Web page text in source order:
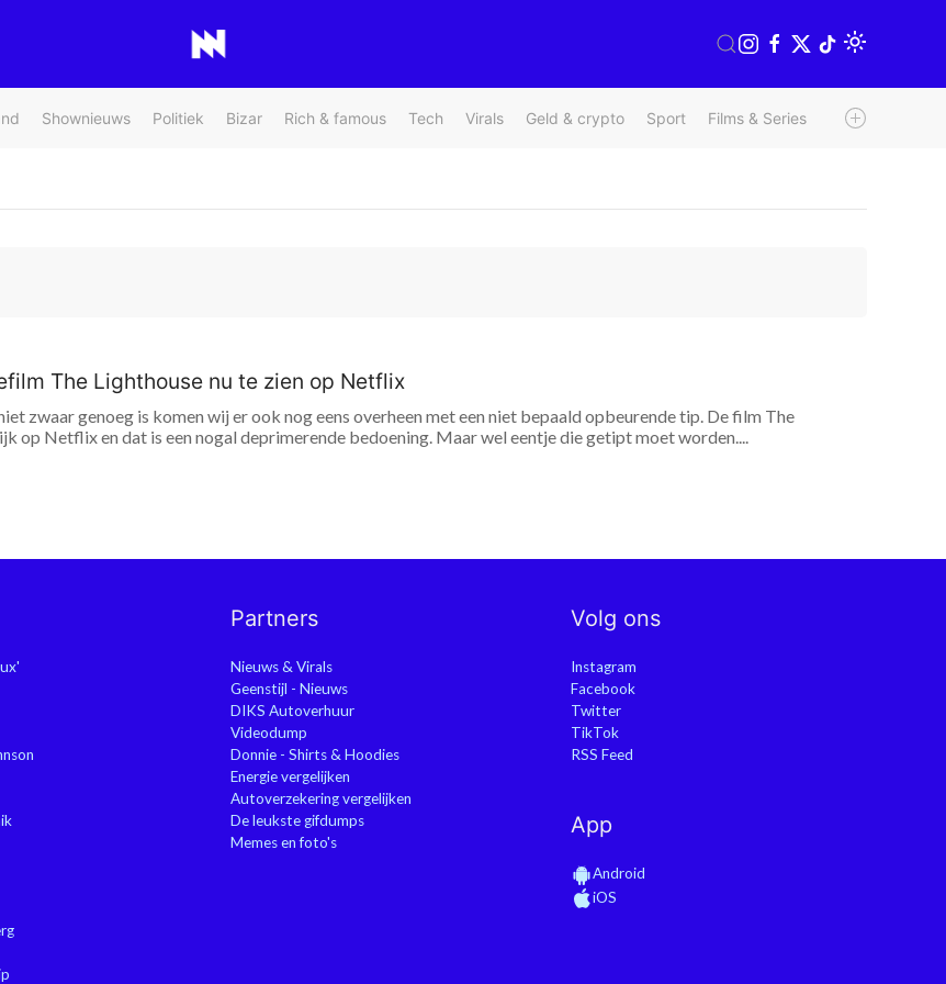
Shownieuws Politiek Bizar Rich & famous Tech Virals Geld & crypto Sport Films & Series Radio & TV
The Lighthouse nu te zien op Netflix
zwaar genoeg is komen wij er ook nog eens overheen met een niet bepaald opbeurende tip. De film The
op Netflix en dat is een nogal deprimerende bedoening. Maar wel eentje die getipt moet worden....
Partners
Nieuws & Virals
Geenstijl - Nieuws
DIKS Autoverhuur
Videodump
Donnie - Shirts & Hoodies
Energie vergelijken
Autoverzekering vergelijken
De leukste gifdumps
Memes en foto's
Volg ons
Instagram
Facebook
Twitter
TikTok
RSS Feed
App
Android
iOS